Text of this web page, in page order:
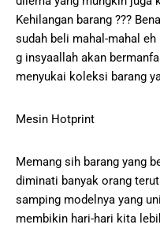
Kehilangan barang ???
sudah beli mahal-mahal
g insyaallah akan
menyukai koleksi barang
Mesin Hotprint
Memang sih barang yang
diminati banyak orang
samping modelnya yang
membikin hari-hari kita